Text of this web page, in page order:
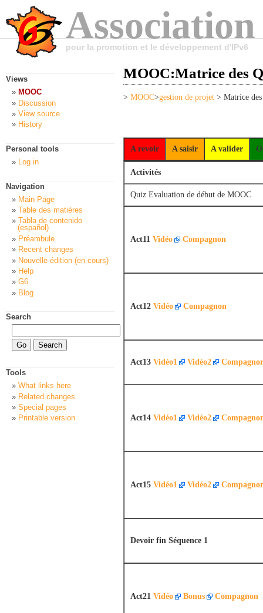
pour la promotion et le développement d'IPv6
MOOC:Matrice des
> MOOC>gestion de projet > Matrice
A revoir A saisir A valider
Activités
Quiz Evaluation de début de MOOC
Act11 Vidéo Compagnon
Act12 Vidéo Compagnon
Act13 Vidéo1 Vidéo2
Act14 Vidéo1 Vidéo2
Act15 Vidéo1 Vidéo2
Devoir fin Séquence 1
Act21 Vidéo Bonus Compagnon
Views
MOOC
Discussion
View source
History
Personal tools
Log in
Navigation
Main Page
Table des matières
Tabla de contenido
(español)
Préambule
Recent changes
Nouvelle édition (en cours)
Help
G6
Blog
Search
Tools
What links here
Related changes
Special pages
Printable version